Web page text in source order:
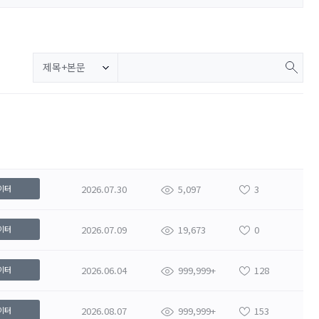
제목+본문
터 2026.07.30 5,097 3
터 2026.07.09 19,673 0
터 2026.06.04 999,999+ 128
터 2026.08.07 999,999+ 153